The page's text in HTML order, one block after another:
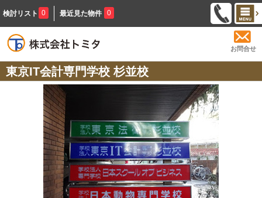
検討リスト 0 最近見た物件 0
お問合せ
東京IT会計専門学校 杉並校